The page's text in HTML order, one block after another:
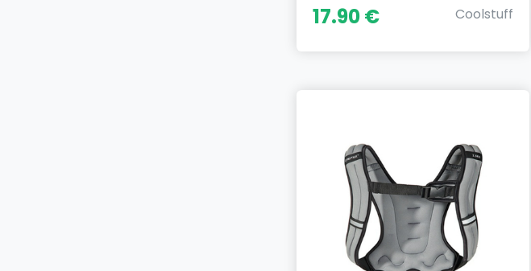
17.90 € Coolstuff